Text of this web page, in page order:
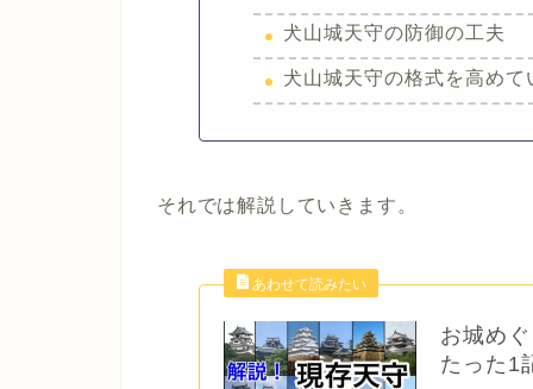
犬山城天守の防御の工夫
犬山城天守の格式を高め
それでは解説していきます。
お城め
たった1